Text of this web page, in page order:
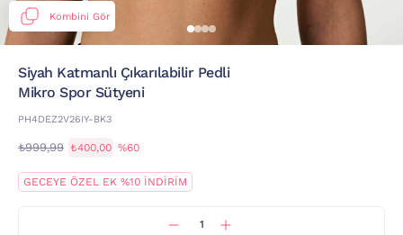
Kombini Gör
Siyah Katmanlı Çıkarılabilir Pedli
Mikro Spor Sütyeni
PH4DEZ2V26IY-BK3
₺999,99 ₺400,00 %60
GECEYE ÖZEL EK %10 İNDİRİM